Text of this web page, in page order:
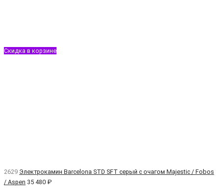
Скидка в корзине
2629 Электрокамин Barcelona STD SFT серый с очагом Majestic / Fobos
/ Aspen 35 480 ₽